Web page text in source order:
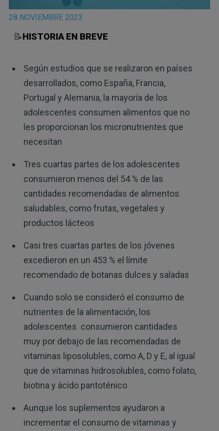
28 NOVIEMBRE 2023
📝HISTORIA EN BREVE
Según estudios que se realizaron en países
desarrollados, como España, Francia,
Portugal y Alemania, la mayoría de los
adolescentes consumen alimentos que no
les proporcionan los micronutrientes que
necesitan
Tres cuartas partes de los adolescentes
consumieron menos del 54 % de las
cantidades recomendadas de alimentos
saludables, como frutas, vegetales y
productos lácteos
Casi tres cuartas partes de los jóvenes
excedieron en un 453 % el límite
recomendado de botanas dulces y saladas
Cuando solo se consideró el consumo de
nutrientes de la alimentación, los
adolescentes consumieron cantidades
muy por debajo de las recomendadas de
vitaminas liposolubles, como A, D y E, al igual
que de vitaminas hidrosolubles, como folato,
biotina y ácido pantoténico
Aunque los suplementos ayudaron a
incrementar el consumo de vitaminas y